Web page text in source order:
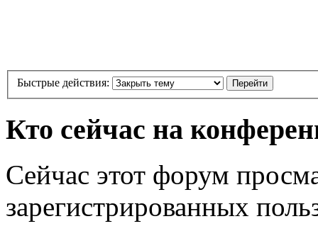
Быстрые действия:
Кто сейчас на
Сейчас этот форум
зарегистрированных